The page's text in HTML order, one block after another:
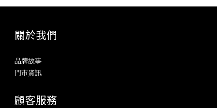
關於我們
品牌故事
門市資訊
顧客服務